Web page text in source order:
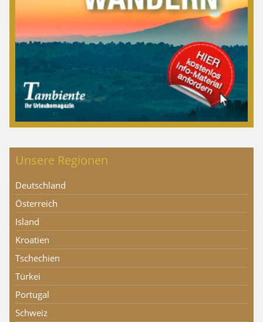
Unsere Regionen
Deutschland
Österreich
Island
Kroatien
Tschechien
Türkei
Portugal
Schweiz